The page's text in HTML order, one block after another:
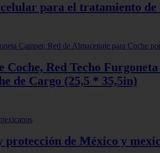
para el tratamiento de
Red Techo
de Cargo (25,5 * 35,5in)
de México y